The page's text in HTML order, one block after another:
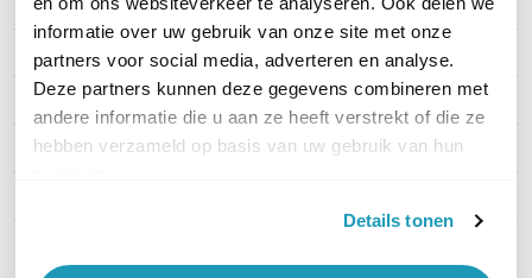
informatie over uw gebruik van onze site met onze
partners voor social media, adverteren en analyse.
Deze partners kunnen deze gegevens combineren met
andere informatie die u aan ze heeft verstrekt of die ze
hebben verzameld op basis van uw gebruik van hun
Details tonen
Aantal personen Tot 10 personen
Aansluiting Netwerk & USB
Grootte vergaderruimte Groot
Microsoft Teams Nee